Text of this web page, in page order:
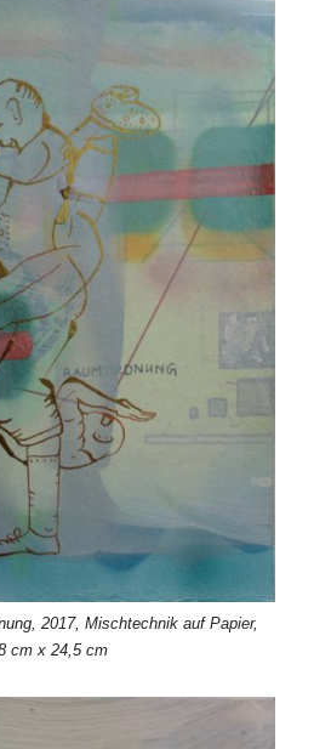
2017, Mischtechnik auf Papier,
cm x 24,5 cm